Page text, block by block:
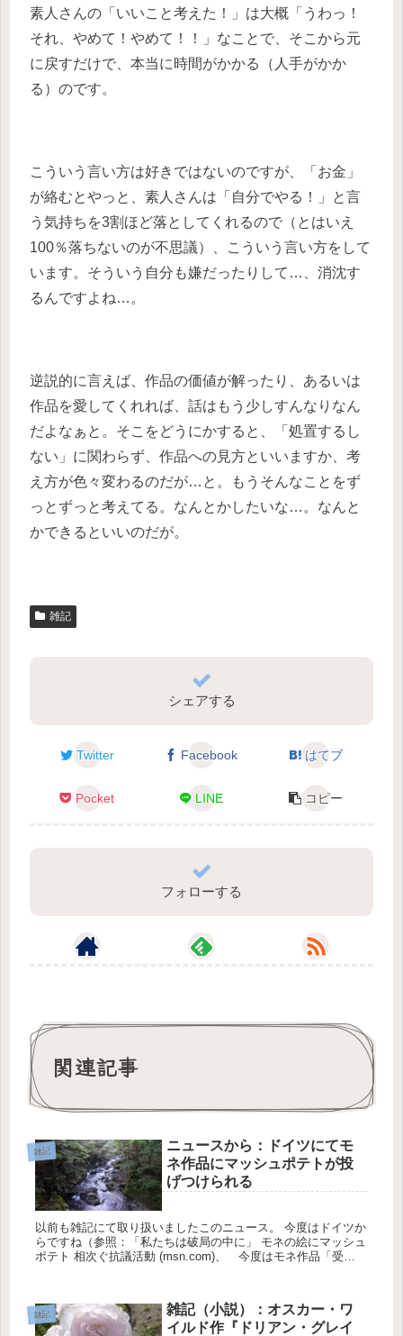
素人さんの「いいこと考えた！」は大概「うわっ！
それ、やめて！やめて！！」なことで、そこから元
に戻すだけで、本当に時間がかかる（人手がかか
る）のです。
こういう言い方は好きではないのですが、「お金」
が絡むとやっと、素人さんは「自分でやる！」と言
う気持ちを3割ほど落としてくれるので（とはいえ
100％落ちないのが不思議）、こういう言い方をして
います。そういう自分も嫌だったりして…、消沈す
るんですよね…。
逆説的に言えば、作品の価値が解ったり、あるいは
作品を愛してくれれば、話はもう少しすんなりなん
だよなぁと。そこをどうにかすると、「処置するし
ない」に関わらず、作品への見方といいますか、考
え方が色々変わるのだが…と。もうそんなことをず
っとずっと考えてる。なんとかしたいな…。なんと
かできるといいのだが。
雑記
シェアする
Twitter Facebook はてブ
Pocket LINE コピー
フォローする
関連記事
雑記
ニュースから：ドイツにてモ
ネ作品にマッシュポテトが投
げつけられる
以前も雑記にて取り扱いましたこのニュース。 今度はドイツか
らですね（参照：「私たちは破局の中に」 モネの絵にマッシュ
ポテト 相次ぐ抗議活動 (msn.com)、 今度はモネ作品「受
雑記
雑記（小説）：オスカー・ワ
イルド作『ドリアン・グレイ